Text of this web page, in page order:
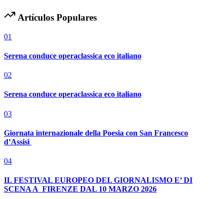
Artículos Populares
01
Serena conduce operaclassica eco italiano
02
Serena conduce operaclassica eco italiano
03
Giornata internazionale della Poesia con San Francesco
d’Assisi
04
IL FESTIVAL EUROPEO DEL GIORNALISMO E’ DI
SCENA A FIRENZE DAL 10 MARZO 2026